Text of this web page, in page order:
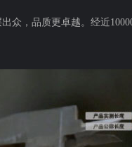
众，品质更卓越。经近